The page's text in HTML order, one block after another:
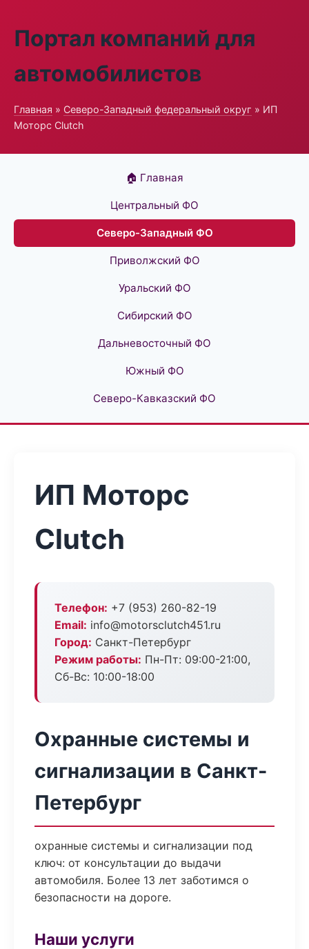
Портал компаний для
автомобилистов
Главная » Северо-Западный федеральный округ » ИП
Моторс Clutch
🏠 Главная
Центральный ФО
Северо-Западный ФО
Приволжский ФО
Уральский ФО
Сибирский ФО
Дальневосточный ФО
Южный ФО
Северо-Кавказский ФО
ИП Моторс
Clutch
Телефон: +7 (953) 260-82-19
Email: info@motorsclutch451.ru
Город: Санкт-Петербург
Режим работы: Пн-Пт: 09:00-21:00,
Сб-Вс: 10:00-18:00
Охранные системы и
сигнализации в Санкт-
Петербург
охранные системы и сигнализации под
ключ: от консультации до выдачи
автомобиля. Более 13 лет заботимся о
безопасности на дороге.
Наши услуги